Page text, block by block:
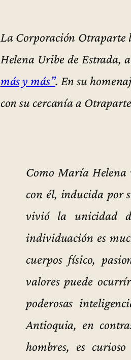
La Corporación
Helena Uribe de Estrada,
más y más”. En su
con su cercanía a
Como María Helena
con él, inducida por
vivió la unicidad
individuación es
cuerpos físico,
valores puede
poderosas
Antioquia, en
hombres, es